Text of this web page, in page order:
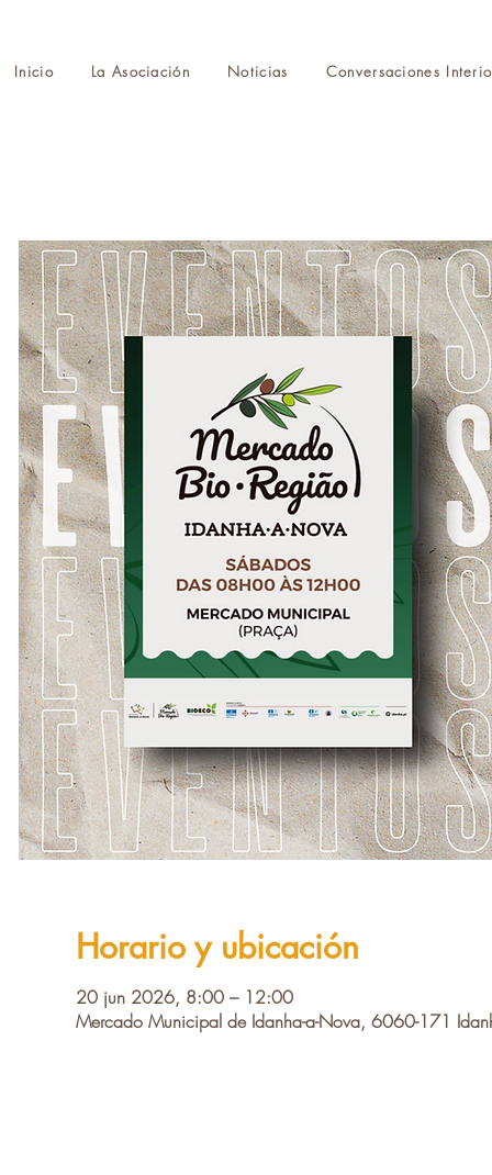
Inicio La Asociación Noticias Conversaciones
Horario y ubicación
20 jun 2026, 8:00 – 12:00
Mercado Municipal de Idanha-a-Nova, 6060-171